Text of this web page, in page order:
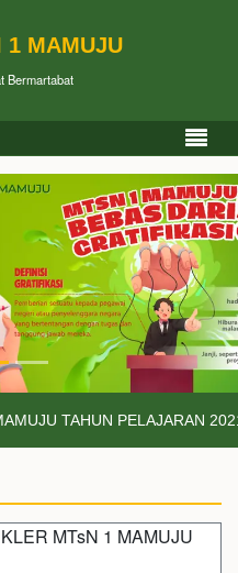
1 MAMUJU
Bermartabat
PELAJARAN 2021 - 2022